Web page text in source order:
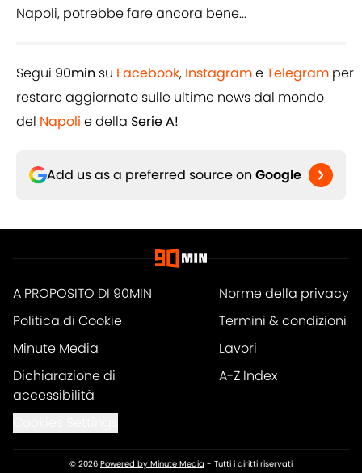
Napoli, potrebbe fare ancora bene...
Segui 90min su Facebook, InstagrameTelegram per
restare aggiornato sulle ultime news dal mondo
del Napoli e della Serie A!
Add us as a preferred source on Google
A PROPOSITO DI 90MIN
Norme della privacy
Politica di Cookie
Termini & condizioni
Minute Media
Lavori
Dichiarazione di
accessibilità
A-Z Index
© 2026 Powered by Minute Media - Tutti i diritti riservati